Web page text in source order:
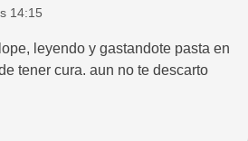
14:15
leyendo y gastandote pasta en
tener cura. aun no te descarto